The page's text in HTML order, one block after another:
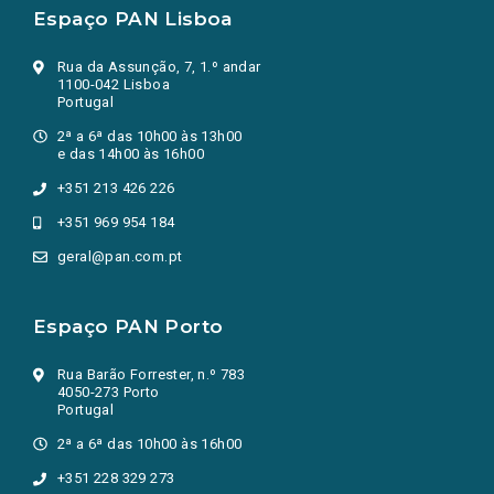
Espaço PAN Lisboa
Rua da Assunção, 7, 1.º andar
1100-042 Lisboa
Portugal
2ª a 6ª das 10h00 às 13h00
e das 14h00 às 16h00
+351 213 426 226
+351 969 954 184
geral@pan.com.pt
Espaço PAN Porto
Rua Barão Forrester, n.º 783
4050-273 Porto
Portugal
2ª a 6ª das 10h00 às 16h00
+351 228 329 273